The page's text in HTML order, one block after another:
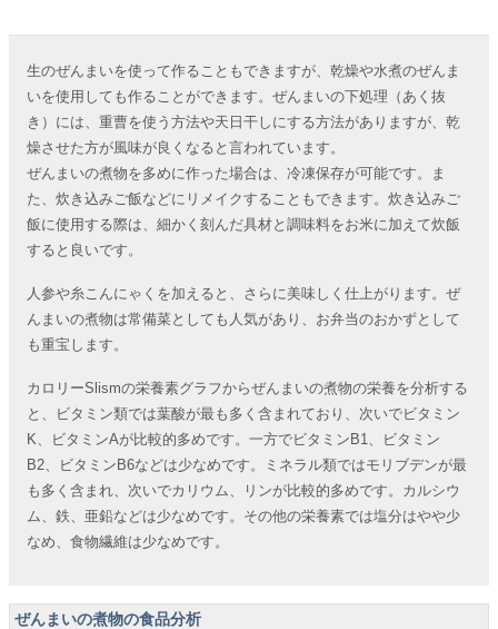
生のぜんまいを使って作ることもできますが、乾燥や水煮のぜんま
いを使用しても作ることができます。ぜんまいの下処理（あく抜
き）には、重曹を使う方法や天日干しにする方法がありますが、乾
燥させた方が風味が良くなると言われています。
ぜんまいの煮物を多めに作った場合は、冷凍保存が可能です。ま
た、炊き込みご飯などにリメイクすることもできます。炊き込みご
飯に使用する際は、細かく刻んだ具材と調味料をお米に加えて炊飯
すると良いです。
人参や糸こんにゃくを加えると、さらに美味しく仕上がります。ぜ
んまいの煮物は常備菜としても人気があり、お弁当のおかずとして
も重宝します。
カロリーSlismの栄養素グラフからぜんまいの煮物の栄養を分析する
と、ビタミン類では葉酸が最も多く含まれており、次いでビタミン
K、ビタミンAが比較的多めです。一方でビタミンB1、ビタミン
B2、ビタミンB6などは少なめです。ミネラル類ではモリブデンが最
も多く含まれ、次いでカリウム、リンが比較的多めです。カルシウ
ム、鉄、亜鉛などは少なめです。その他の栄養素では塩分はやや少
なめ、食物繊維は少なめです。
ぜんまいの煮物の食品分析